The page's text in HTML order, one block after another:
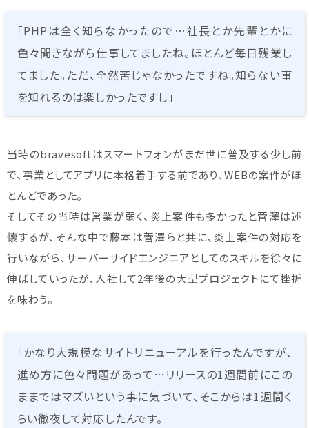
「PHPは全く知らなかったので…社長とか先輩とかに
色々聞きながら仕事してましたね。ほとんど毎日残業し
てました。ただ、全然苦じゃなかったですね。知らない事
を知れるのは楽しかったですし」
当時のbravesoftはスマートフォンがまだ世に普及する少し前
で、事業としてアプリに本格着手する前であり、WEBの案件がほ
とんどであった。
そしてその当時は営業が弱く、炎上案件も多かったと菅澤は述
懐するが、そんな中で藤本は菅澤らと共に、炎上案件の対応を
行いながら、サーバーサイドエンジニアとしてのスキルを徐々に
伸ばしていったが、入社して2年後の大型プロジェクトにて挫折
を味わう。
「かなり大規模なサイトリニューアルを行ったんですが、
進め方に色々問題があって…リリースの1週間前にこの
ままではマズいという事に気づいて、そこからは1週間く
らい徹夜して対応したんです。